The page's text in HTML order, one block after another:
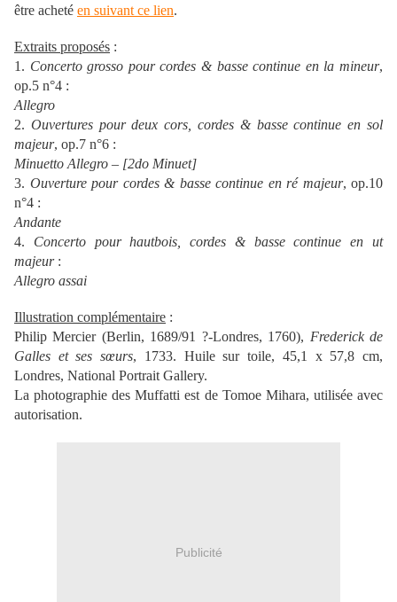
être acheté en suivant ce lien.
Extraits proposés :
1. Concerto grosso pour cordes & basse continue en la mineur,
op.5 n°4 :
Allegro
2. Ouvertures pour deux cors, cordes & basse continue en sol
majeur, op.7 n°6 :
Minuetto Allegro – [2do Minuet]
3. Ouverture pour cordes & basse continue en ré majeur, op.10
n°4 :
Andante
4. Concerto pour hautbois, cordes & basse continue en ut
majeur :
Allegro assai
Illustration complémentaire :
Philip Mercier (Berlin, 1689/91 ?-Londres, 1760), Frederick de
Galles et ses sœurs, 1733. Huile sur toile, 45,1 x 57,8 cm,
Londres, National Portrait Gallery.
La photographie des Muffatti est de Tomoe Mihara, utilisée avec
autorisation.
Publicité